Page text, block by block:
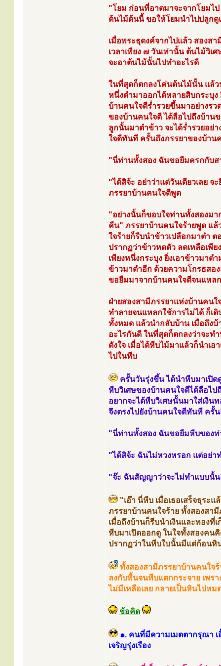
"โยม ก่อนที่อาตมาจะจากโยมไ
ต้นไม้ต้นนี้ ขอให้โยมนำไปปลูก
เมื่อพระธุดงค์จากไปแล้ว สองส
เวลาเพียง ๗ วันเท่านั้น ต้นไม้วิ
จะอาต้นไม้นั้นไปทำอะไรดี
ในที่สุดก็ตกลงโค่นต้นไม้นั้น แล้ว
หนึ่งตำมาออกได้หลายสิบกระบุ
บ้านคนใจดีร่ำรวยขึ้นมาอย่างรว
ของบ้านคนใจดี ได้ลือไปถึงบ้าน
ลูกนั้นมาตำข้าว จะได้ร่ำรวยอย่
ใจดีทันที ครั้นถึงภรรยาของบ้าน
"นี่ท่านทั้งสอง ฉันขอยืมครกกับ
"ได้สิจ้ะ อย่าว่าแต่วันเดียวเลย
ภรรยาบ้านคนใจดีพูด
"อย่างนั้นก็ขอบใจท่านทั้งสองม
คืน" ภรรยาบ้านคนใจร้ายพูด แล้
ใจร้ายก็รีบนำข้าวเปลือกมาตำ
ปรากฏว่าข้าวหดตัว ลดเหลือเพีย
เพียงหนึ่งกระบุง ยิ่งเอาข้าวมาต
ข้าวมาตำอีก ด้วยความโกรธสอ
ขอยืมมาจากบ้านคนใจดีจนแหล
ฝ่ายสองสามีภรรยาแห่งบ้านคน
ทำลายจนแหลกใช้การไม่ได้ ก็เ
ทั้งหมด แล้วนำกลับบ้าน เมื่อถึง
อะไรกันดี ในที่สุดก็ตกลงว่าจะท
ดังใจ เมื่อได้หีบไม้มาแล้วก็นำเอ
ไปในหีบ
ครั้นวันรุ่งขึ้น ได้นำหีบมาเปิด
หีบวิเศษของบ้านคนใจดีได้ลือไป
อยากจะได้หีบวิเศษนั้นมาใส่เงิน
จึงตรงไปยังบ้านคนใจดีทันที ครั้
"นี่ท่านทั้งสอง ฉันขอยืมหีบของท่
"ได้สิจ้ะ ฉันไม่หวงหรอก แต่อย่
"จ๊ะ ฉันสัญญาว่าจะไม่ทำแบบนั้
"เอ๊า นี่หีบ เมื่อเธอเสร็จธุร
ภรรยาบ้านคนใจร้าย ทั้งสองสา
เมื่อถึงบ้านก็รีบนำเงินและทองที่
หีบมาเปิดออกดู ในใจทั้งสองคน
ปรากฏว่าในหีบใบนั้นมีแต่ก้อนหิ
ทั้งสองสามีภรรยาบ้านคนใจ
ลงกับพื้นจนหีบแตกกระจาย เพร
ไม่มีเหลือเลย กลายเป็นหินไปหม
ข้อคิด
๑. คนที่มีความเมตตากรุณา เ
เจริญรุ่งเรือง